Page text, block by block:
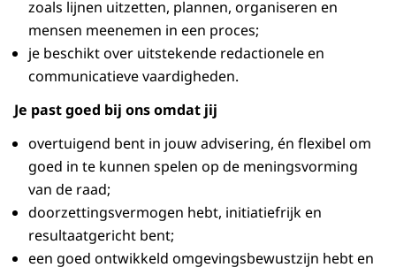
zoals lijnen uitzetten, plannen, organiseren en
mensen meenemen in een proces;
je beschikt over uitstekende redactionele en
communicatieve vaardigheden.
Je past goed bij ons omdat jij
overtuigend bent in jouw advisering, én flexibel om
goed in te kunnen spelen op de meningsvorming
van de raad;
doorzettingsvermogen hebt, initiatiefrijk en
resultaatgericht bent;
een goed ontwikkeld omgevingsbewustzijn hebt en